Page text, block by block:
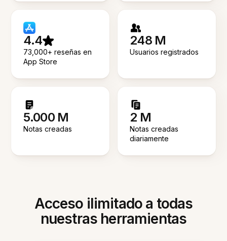
4.4
73,000+ reseñas en
App Store
248 M
Usuarios registrados
5.000 M
Notas creadas
2 M
Notas creadas
diariamente
Acceso ilimitado a todas
nuestras herramientas